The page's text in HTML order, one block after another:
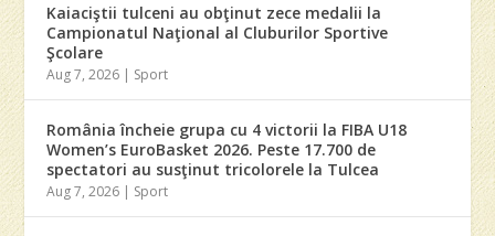
Kaiaciştii tulceni au obţinut zece medalii la
Campionatul Naţional al Cluburilor Sportive
Şcolare
Aug 7, 2026 | Sport
România încheie grupa cu 4 victorii la FIBA U18
Women’s EuroBasket 2026. Peste 17.700 de
spectatori au susţinut tricolorele la Tulcea
Aug 7, 2026 | Sport